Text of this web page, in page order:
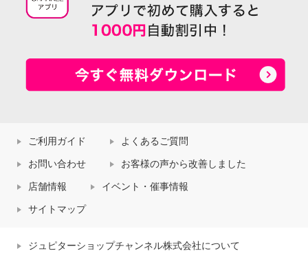
ご利用ガイド よくあるご質問
お問い合わせ お客様の声から改善しました
店舗情報 イベント・催事情報
サイトマップ
ジュピターショップチャンネル株式会社について